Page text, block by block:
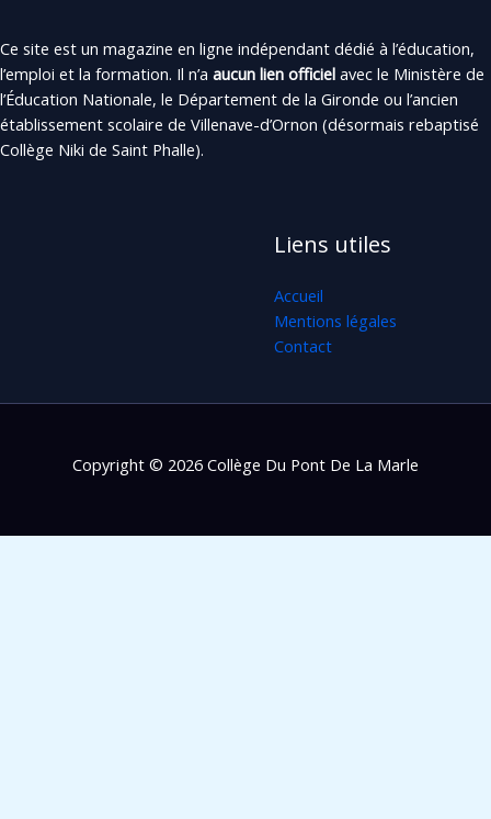
Ce site est un magazine en ligne indépendant dédié à l’éducation,
l’emploi et la formation. Il n’a aucun lien officiel avec le Ministère de
l’Éducation Nationale, le Département de la Gironde ou l’ancien
établissement scolaire de Villenave-d’Ornon (désormais rebaptisé
Collège Niki de Saint Phalle).
Liens utiles
Accueil
Mentions légales
Contact
Copyright © 2026 Collège Du Pont De La Marle